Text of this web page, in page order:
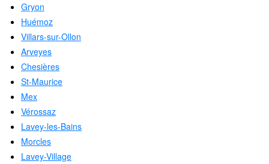
Gryon
Huémoz
Villars-sur-Ollon
Arveyes
Chesières
St-Maurice
Mex
Vérossaz
Lavey-les-Bains
Morcles
Lavey-Village